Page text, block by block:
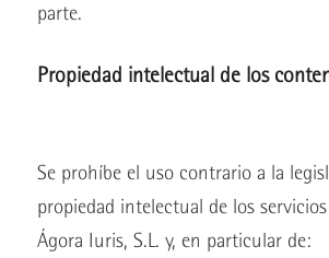
parte.
Propiedad intelectual de los
Se prohíbe el uso contrario a la
propiedad intelectual de los
Ágora Iuris, S.L. y, en particular de: